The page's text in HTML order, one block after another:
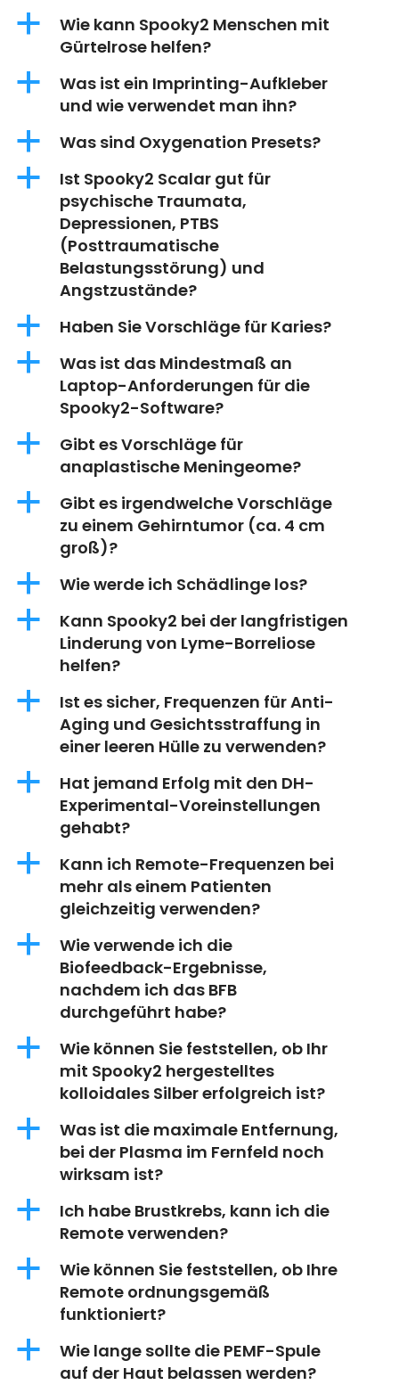
a
Wie kann Spooky2 Menschen mit
Gürtelrose helfen?
a
Was ist ein Imprinting-Aufkleber
und wie verwendet man ihn?
a Was sind Oxygenation Presets?
a
Ist Spooky2 Scalar gut für
psychische Traumata,
Depressionen, PTBS
(Posttraumatische
Belastungsstörung) und
Angstzustände?
a Haben Sie Vorschläge für Karies?
a
Was ist das Mindestmaß an
Laptop-Anforderungen für die
Spooky2-Software?
a
Gibt es Vorschläge für
anaplastische Meningeome?
a
Gibt es irgendwelche Vorschläge
zu einem Gehirntumor (ca. 4 cm
groß)?
a Wie werde ich Schädlinge los?
a
Kann Spooky2 bei der langfristigen
Linderung von Lyme-Borreliose
helfen?
a
Ist es sicher, Frequenzen für Anti-
Aging und Gesichtsstraffung in
einer leeren Hülle zu verwenden?
a
Hat jemand Erfolg mit den DH-
Experimental-Voreinstellungen
gehabt?
a
Kann ich Remote-Frequenzen bei
mehr als einem Patienten
gleichzeitig verwenden?
a
Wie verwende ich die
Biofeedback-Ergebnisse,
nachdem ich das BFB
durchgeführt habe?
a
Wie können Sie feststellen, ob Ihr
mit Spooky2 hergestelltes
kolloidales Silber erfolgreich ist?
a
Was ist die maximale Entfernung,
bei der Plasma im Fernfeld noch
wirksam ist?
a
Ich habe Brustkrebs, kann ich die
Remote verwenden?
a
Wie können Sie feststellen, ob Ihre
Remote ordnungsgemäß
funktioniert?
a
Wie lange sollte die PEMF-Spule
auf der Haut belassen werden?